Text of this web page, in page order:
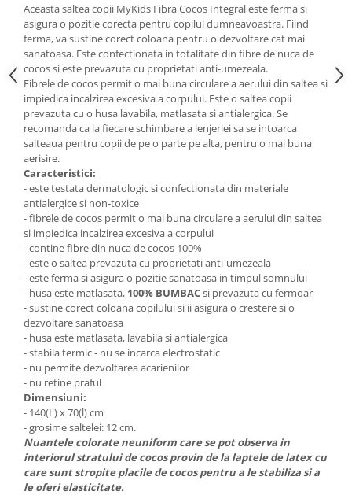
Aceasta saltea copii MyKids Fibra Cocos Integral este ferma si
asigura o pozitie corecta pentru copilul dumneavoastra. Fiind
ferma, va sustine corect coloana pentru o dezvoltare cat mai
sanatoasa. Este confectionata in totalitate din fibre de nuca de
cocos si este prevazuta cu proprietati anti-umezeala.
Fibrele de cocos permit o mai buna circulare a aerului din saltea si
impiedica incalzirea excesiva a corpului. Este o saltea copii
prevazuta cu o husa lavabila, matlasata si antialergica. Se
recomanda ca la fiecare schimbare a lenjeriei sa se intoarca
salteaua pentru copii de pe o parte pe alta, pentru o mai buna
aerisire.
Caracteristici:
- este testata dermatologic si confectionata din materiale
antialergice si non-toxice
- fibrele de cocos permit o mai buna circulare a aerului din saltea
si impiedica incalzirea excesiva a corpului
- contine fibre din nuca de cocos 100%
- este o saltea prevazuta cu proprietati anti-umezeala
- este ferma si asigura o pozitie sanatoasa in timpul somnului
- husa este matlasata, 100% BUMBACsi prevazuta cu fermoar
- sustine corect coloana copilului si ii asigura o crestere si o
dezvoltare sanatoasa
- husa este matlasata, lavabila si antialergica
- stabila termic - nu se incarca electrostatic
- nu permite dezvoltarea acarienilor
- nu retine praful
Dimensiuni:
- 140(L) x 70(l) cm
- grosime saltelei: 12 cm.
Nuantele colorate neuniform care se pot observa in
interiorul stratului de cocos provin de la laptele de latex cu
care sunt stropite placile de cocos pentru a le stabiliza si a
le oferi elasticitate.